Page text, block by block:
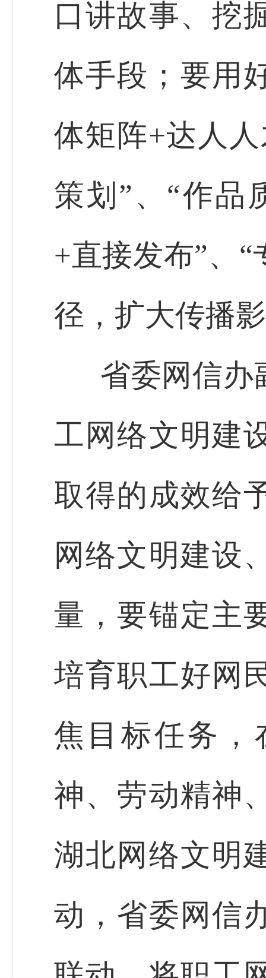
口讲故事、挖
体手段；要用
体矩阵+达人
策划”、“作品
+直接发布”、
径，扩大传播
省委网信办
工网络文明建
取得的成效给
网络文明建设
量，要锚定主
培育职工好网
焦目标任务，
神、劳动精神
湖北网络文明
动，省委网信